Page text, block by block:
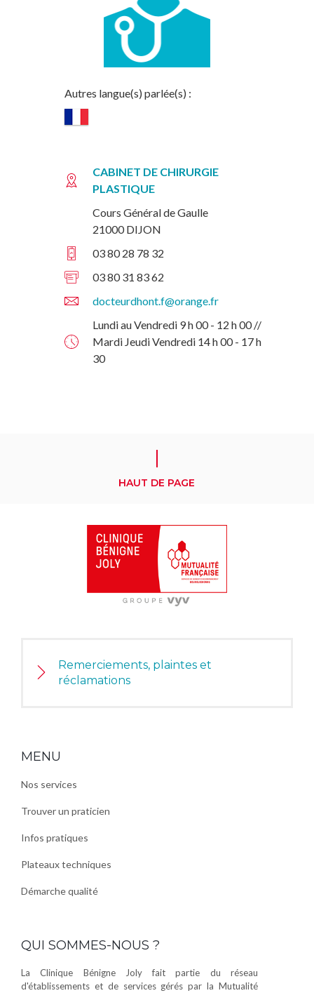
Autres langue(s) parlée(s) :
CABINET DE CHIRURGIE
PLASTIQUE
Cours Général de Gaulle
21000 DIJON
03 80 28 78 32
03 80 31 83 62
docteurdhont.f@orange.fr
Lundi au Vendredi 9 h 00 - 12 h 00 //
Mardi Jeudi Vendredi 14 h 00 - 17 h
30
HAUT DE PAGE
Remerciements, plaintes et
réclamations
MENU
Nos services
Trouver un praticien
Infos pratiques
Plateaux techniques
Démarche qualité
QUI SOMMES-NOUS ?
La Clinique Bénigne Joly fait partie du réseau
d'établissements et de services gérés par la Mutualité